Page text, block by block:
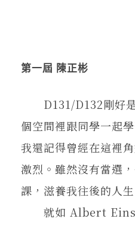
第一屆 陳正彬
D131/D132剛好是
個空間裡跟同學一起
我還記得曾經在這裡
激烈。雖然沒有當選
課，滋養我往後的人生
就如 Albert